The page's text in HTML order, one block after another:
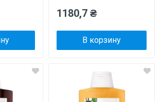
1180,7 ₴
В корзину